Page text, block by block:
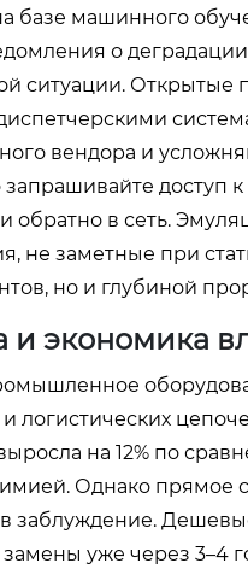
базе машинного
о
ситуации. Открытые
вендора и
доступ
обратно в сеть.
не заметные при
но и глубиной
экономика
логистических
на 12% по
Однако прямое
заблуждение.
уже через 3–4